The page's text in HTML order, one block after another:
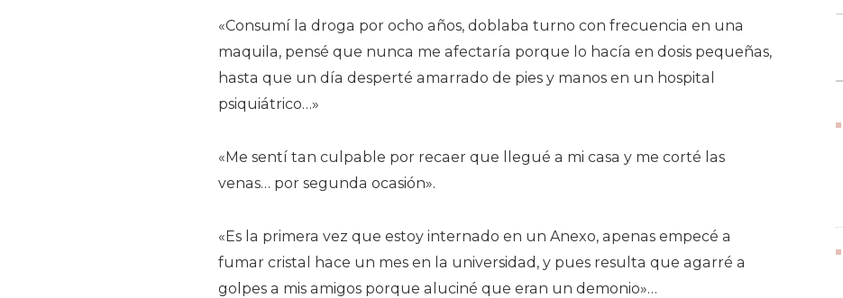
«Consumí la droga por ocho años, doblaba turno con frecuencia en una
maquila, pensé que nunca me afectaría porque lo hacía en dosis pequeñas,
hasta que un día desperté amarrado de pies y manos en un hospital
psiquiátrico…»
«Me sentí tan culpable por recaer que llegué a mi casa y me corté las
venas… por segunda ocasión».
«Es la primera vez que estoy internado en un Anexo, apenas empecé a
fumar cristal hace un mes en la universidad, y pues resulta que agarré a
golpes a mis amigos porque aluciné que eran un demonio»…